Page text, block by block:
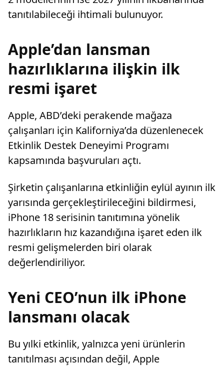
tanıtılabileceği ihtimali bulunuyor.
Apple’dan lansman
hazırlıklarına ilişkin ilk
resmi işaret
Apple, ABD’deki perakende mağaza
çalışanları için Kaliforniya’da düzenlenecek
Etkinlik Destek Deneyimi Programı
kapsamında başvuruları açtı.
Şirketin çalışanlarına etkinliğin eylül ayının ilk
yarısında gerçekleştirileceğini bildirmesi,
iPhone 18 serisinin tanıtımına yönelik
hazırlıkların hız kazandığına işaret eden ilk
resmi gelişmelerden biri olarak
değerlendiriliyor.
Yeni CEO’nun ilk iPhone
lansmanı olacak
Bu yılki etkinlik, yalnızca yeni ürünlerin
tanıtılması açısından değil, Apple